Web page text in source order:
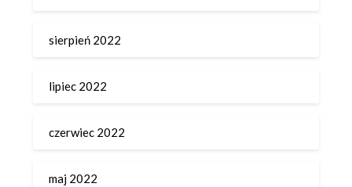
sierpień 2022
lipiec 2022
czerwiec 2022
maj 2022